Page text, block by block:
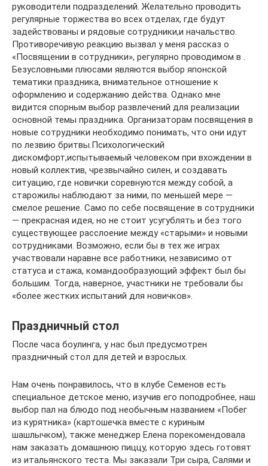
руководители подразделений. Желательно проводить
регулярные торжества во всех отделах, где будут
задействованы и рядовые сотрудники,и начальство.
Противоречивую реакцию вызвал у меня рассказ о
«Посвящении в сотрудники», регулярно проводимом в .
Безусловными плюсами являются выбор японской
тематики праздника, внимательное отношение к
оформлению и содержанию действа. Однако мне
видится спорным выбор развлечений для реализации
основной темы праздника. Организаторам посвящения в
новые сотрудники необходимо понимать, что они идут
по лезвию бритвы.Психологический
дискомфорт,испытываемый человеком при вхождении в
новый коллектив, чрезвычайно силен, и создавать
ситуацию, где новички соревнуются между собой, а
старожилы наблюдают за ними, по меньшей мере —
смелое решение. Само по себе посвящение в сотрудники
— прекрасная идея, но не стоит усугублять и без того
существующее расслоение между «старыми» и новыми
сотрудниками. Возможно, если бы в тех же играх
участвовали наравне все работники, независимо от
статуса и стажа, командообразующий эффект был бы
большим. Тогда, наверное, участники не требовали бы
«более жестких испытаний для новичков».
Праздничный стол
После часа боулинга, у нас был предусмотрен
праздничный стол для детей и взрослых.
Нам очень понравилось, что в клубе Семенов есть
специальное детское меню, изучив его поподробнее, наш
выбор пал на блюдо под необычным названием «Побег
из курятника» (картошечка вместе с куриным
шашлычком), также менеджер Елена порекомендовала
нам заказать домашнюю пиццу, которую здесь готовят
из итальянского теста. Мы заказали Три сыра, Салями и